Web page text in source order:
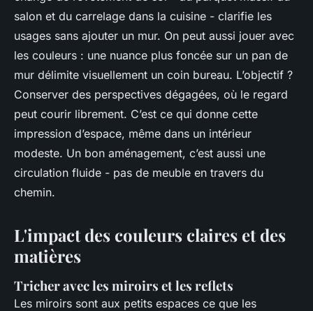
salon et du carrelage dans la cuisine - clarifie les
usages sans ajouter un mur. On peut aussi jouer avec
les couleurs : une nuance plus foncée sur un pan de
mur délimite visuellement un coin bureau. L’objectif ?
Conserver des perspectives dégagées, où le regard
peut courir librement. C’est ce qui donne cette
impression d’espace, même dans un intérieur
modeste. Un bon aménagement, c’est aussi une
circulation fluide - pas de meuble en travers du
chemin.
L'impact des couleurs claires et des
matières
Tricher avec les miroirs et les reflets
Les miroirs sont aux petits espaces ce que les